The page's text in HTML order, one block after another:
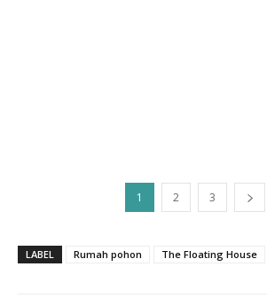
1 2 3
LABEL Rumah pohon The Floating House